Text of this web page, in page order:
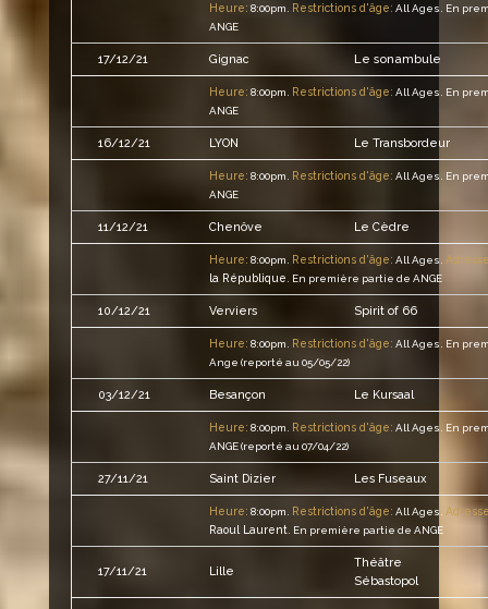
Heure: 8:00pm. Restrictions d'âge: All Ages.
En
ANGE
17/12/21 Gignac Le sonambule
Heure: 8:00pm. Restrictions d'âge: All Ages.
En
ANGE
16/12/21 LYON Le Transbordeur
Heure: 8:00pm. Restrictions d'âge: All Ages.
En
ANGE
11/12/21 Chenôve Le Cèdre
Heure: 8:00pm. Restrictions d'âge: All Ages.
la République
En première partie de ANGE
10/12/21 Verviers Spirit of 66
Heure: 8:00pm. Restrictions d'âge: All Ages.
En
Ange (reporté au 05/05/22)
03/12/21 Besançon Le Kursaal
Heure: 8:00pm. Restrictions d'âge: All Ages.
En
ANGE (reporté au 07/04/22)
27/11/21 Saint Dizier Les Fuseaux
Heure: 8:00pm. Restrictions d'âge: All Ages.
Raoul Laurent. En première partie de ANGE
17/11/21 Lille
Théâtre
Sébastopol